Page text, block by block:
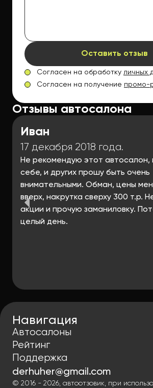
Оставить отзыв
Согласен на обработку личных
Согласен на получение промо-
Отзывы автосалона
Иван
17 декабря 2018 года.
Не рекомендую этот автосалон,
себе, и других прошу быть очень
внимательными. Обман, цены
вверх, накрутка сверху 300 т.р.
акции и прочую заманиловку.
целый день.
Навигация
Автосалоны
Рейтинг
Поддержка
derhuher@gmail.com
© 2016 - 2026, автоотзовик, при